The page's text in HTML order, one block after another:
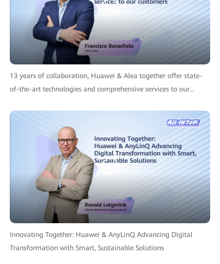
13 years of collaboration, Huawei & Alea together offer state-
of-the-art technologies and comprehensive services to our
Innovating Together: Huawei & AnyLinQ Advancing Digital
Transformation with Smart, Sustainable Solutions